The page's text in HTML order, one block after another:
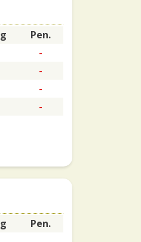
Pen.
-
-
-
-
Pen.